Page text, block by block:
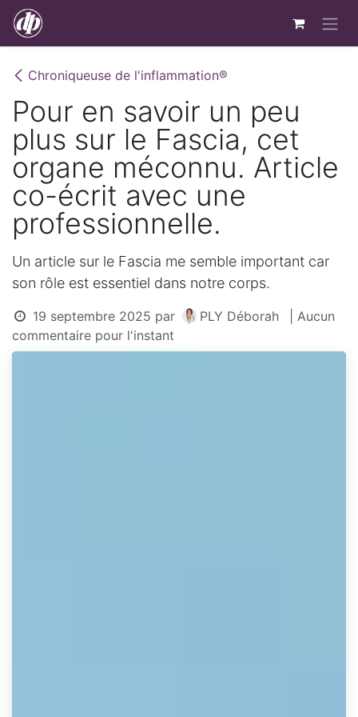
Se rendre au contenu
Chroniqueuse de l'inflammation®
Pour en savoir un peu
plus sur le Fascia, cet
organe méconnu. Article
co-écrit avec une
professionnelle.
Un article sur le Fascia me semble important car
son rôle est essentiel dans notre corps.
19 septembre 2025 par PLY Déborah
| Aucun
commentaire pour l'instant